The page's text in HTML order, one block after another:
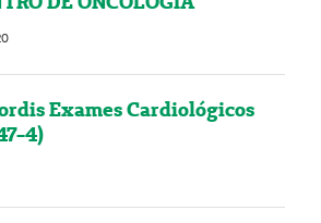
Exames Cardiológicos
4)